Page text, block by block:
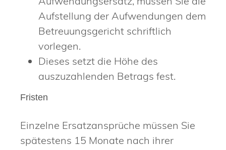
Aufstellung der Aufwendungen dem
Betreuungsgericht schriftlich
vorlegen.
Dieses setzt die Höhe des
auszuzahlenden Betrags fest.
Fristen
Einzelne Ersatzansprüche müssen Sie
spätestens 15 Monate nach ihrer